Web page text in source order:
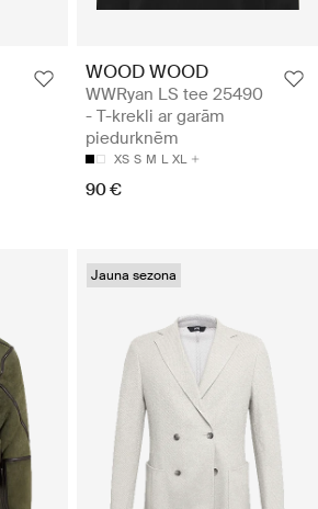
WOOD WOOD
WWRyan LS tee 25490
- T-krekli ar garām
piedurknēm
XS S M L XL
90 €
Jauna sezona